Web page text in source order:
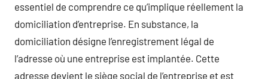
essentiel de comprendre ce qu’implique réellement la
domiciliation d’entreprise. En substance, la
domiciliation désigne l’enregistrement légal de
l’adresse où une entreprise est implantée. Cette
adresse devient le siège social de l’entreprise et est